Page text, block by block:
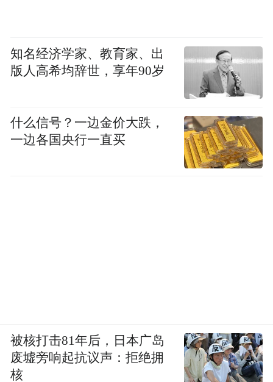
知名经济学家、教育家、出
版人高希均辞世，享年90岁
什么信号？一边金价大跌，
一边各国央行一直买
被核打击81年后，日本广岛
废墟旁响起抗议声：拒绝拥
核